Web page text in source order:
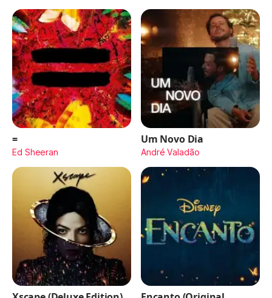
=
Ed Sheeran
Um Novo Dia
André Valadão